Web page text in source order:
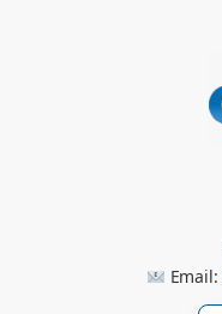
Email: